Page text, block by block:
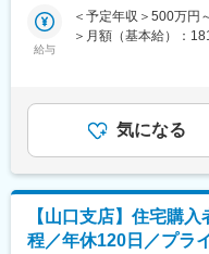
価する風土があります
低価格×良品質を強み
ります。年休120日、
手当など福利厚生も充
も実現できる環境です
変更の範囲：会社の定
住宅ローン・火災保
様の住まいと人生を
・住宅購入を検討する
対応
・住宅ローンや住宅
・社内住宅営業との関
化
給与
＜予定年収＞500万円
＞月額（基本給）：
す。■昇給：年1回（6
賃金はあくまでも目
性があります。月給(
気になる
【山口支店】住宅購
程／年休120日／プラ